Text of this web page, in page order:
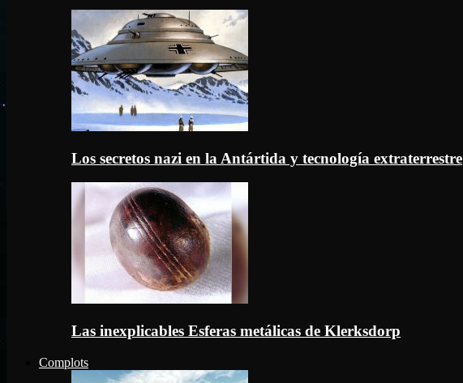
Los secretos nazi en la Antártida y tecnología extraterrestre
Las inexplicables Esferas metálicas de Klerksdorp
Complots